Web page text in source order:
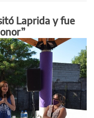
Laprida y fue